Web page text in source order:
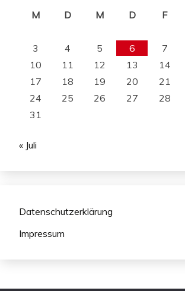
M
D M D F
3
4 5 6 7
10
11 12 13 14
17
18 19 20 21
24
25 26 27 28
31
« Juli
Datenschutzerklärung
Impressum